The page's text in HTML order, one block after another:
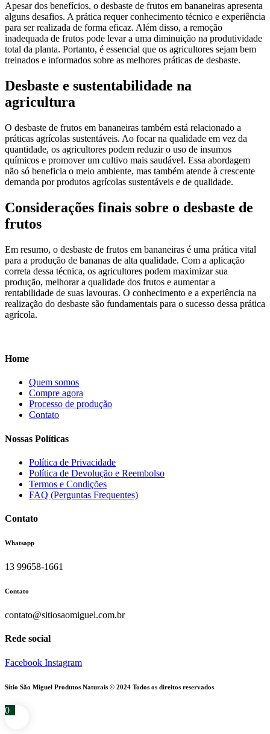
Apesar dos benefícios, o desbaste de frutos em bananeiras apresenta
alguns desafios. A prática requer conhecimento técnico e experiência
para ser realizada de forma eficaz. Além disso, a remoção
inadequada de frutos pode levar a uma diminuição na produtividade
total da planta. Portanto, é essencial que os agricultores sejam bem
treinados e informados sobre as melhores práticas de desbaste.
Desbaste e sustentabilidade na
agricultura
O desbaste de frutos em bananeiras também está relacionado a
práticas agrícolas sustentáveis. Ao focar na qualidade em vez da
quantidade, os agricultores podem reduzir o uso de insumos
químicos e promover um cultivo mais saudável. Essa abordagem
não só beneficia o meio ambiente, mas também atende à crescente
demanda por produtos agrícolas sustentáveis e de qualidade.
Considerações finais sobre o desbaste de
frutos
Em resumo, o desbaste de frutos em bananeiras é uma prática vital
para a produção de bananas de alta qualidade. Com a aplicação
correta dessa técnica, os agricultores podem maximizar sua
produção, melhorar a qualidade dos frutos e aumentar a
rentabilidade de suas lavouras. O conhecimento e a experiência na
realização do desbaste são fundamentais para o sucesso dessa prática
agrícola.
Home
Quem somos
Compre agora
Processo de produção
Contato
Nossas Políticas
Política de Privacidade
Política de Devolução e Reembolso
Termos e Condições
FAQ (Perguntas Frequentes)
Contato
Whatsapp
13 99658-1661
Contato
contato@sitiosaomiguel.com.br
Rede social
Facebook Instagram
Sítio São Miguel Produtos Naturais © 2024 Todos os direitos reservados
0